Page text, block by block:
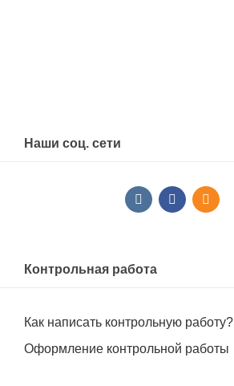
Наши соц. сети
Контрольная работа
Как написать контрольную работу?
Оформление контрольной работы